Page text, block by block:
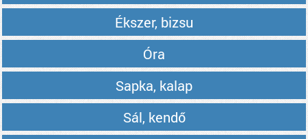
Ékszer, bizsu
Óra
Sapka, kalap
Sál, kendő